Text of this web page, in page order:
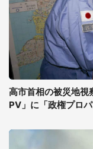
高市首相の被災地視
PV」に「政権プロ